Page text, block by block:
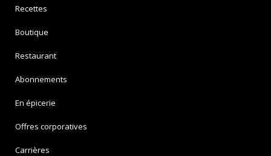
Recettes
Boutique
Restaurant
Abonnements
En épicerie
Offres corporatives
Carrières